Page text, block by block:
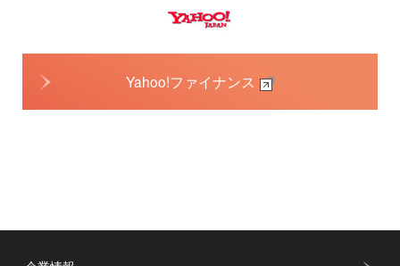
Yahoo!ファイナンス